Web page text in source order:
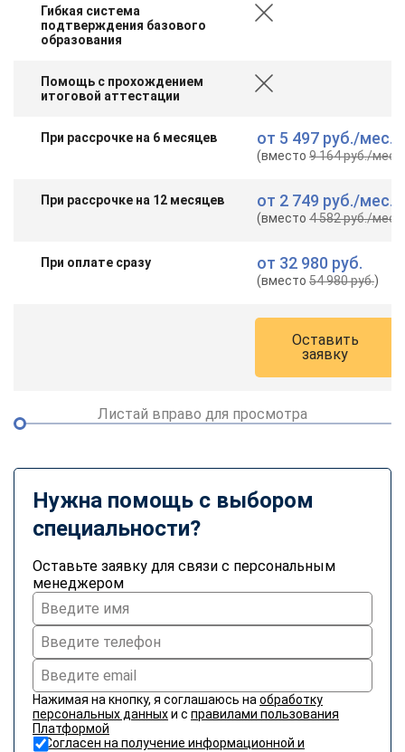
Гибкая система
подтверждения базового
образования
Помощь с прохождением
итоговой аттестации
При рассрочке на 6 месяцев от 5 497 руб./мес.
(вместо9 164 руб./мес.
При рассрочке на 12 месяцев от 2 749 руб./мес.
(вместо4 582 руб./мес.
При оплате сразу от 32 980 руб.
(вместо54 980 руб.)
Оставить
заявку
Листай вправо для просмотра
Нужна помощь с выбором
специальности?
Оставьте заявку для связи с персональным
менеджером
Нажимая на кнопку, я соглашаюсь на обработку
персональных данныхи с правилами пользования
Платформой
Согласен на получение информационной и